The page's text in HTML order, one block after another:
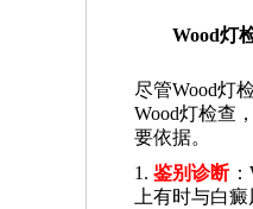
Wood灯
尽管Wood灯
Wood灯检查
要依据。
1.鉴别诊断：
上有时与白